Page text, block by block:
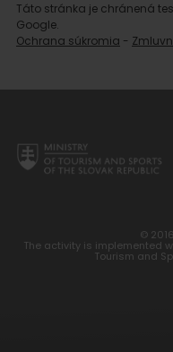
Táto stránka je chránená
Google.
Ochrana súkromia -
©
The activity is implemented
Tourism and